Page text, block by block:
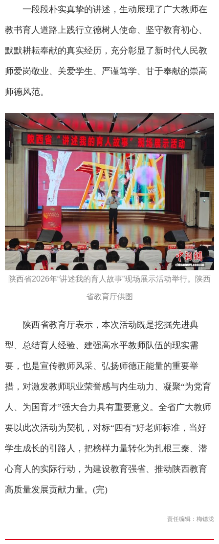
一段段朴实真挚的讲述，生动展现了广大教师在
教书育人道路上践行立德树人使命、坚守教育初心、
默默耕耘奉献的真实经历，充分彰显了新时代人民教
师爱岗敬业、关爱学生、严谨笃学、甘于奉献的崇高
师德风范。
陕西省2026年“讲述我的育人故事”现场展示活动举行。陕西
省教育厅供图
陕西省教育厅表示，本次活动既是挖掘先进典
型、总结育人经验、建强高水平教师队伍的现实需
要，也是宣传教师风采、弘扬师德正能量的重要举
措，对激发教师职业荣誉感与内生动力、凝聚“为党育
人、为国育才”强大合力具有重要意义。全省广大教师
要以此次活动为契机，对标“四有”好老师标准，当好
学生成长的引路人，把榜样力量转化为扎根三秦、潜
心育人的实际行动，为建设教育强省、推动陕西教育
高质量发展贡献力量。(完)
责任编辑：梅镱泷